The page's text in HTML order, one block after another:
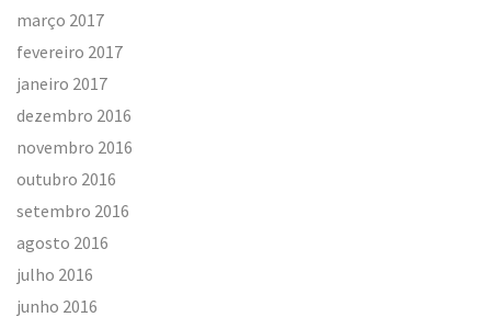
março 2017
fevereiro 2017
janeiro 2017
dezembro 2016
novembro 2016
outubro 2016
setembro 2016
agosto 2016
julho 2016
junho 2016